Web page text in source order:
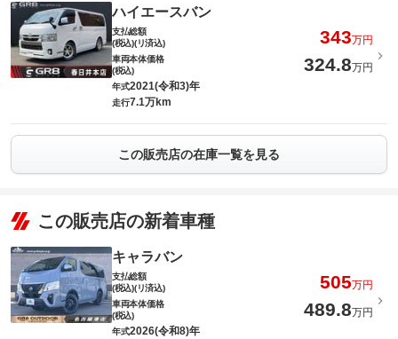
ハイエースバン
支払総額
(税込)(リ済込)
343万円
車両本体価格
(税込)
324.8万円
年式2021(令和3)年
走行7.1万km
この販売店の在庫一覧を見る
この販売店の新着車種
キャラバン
支払総額
(税込)(リ済込)
505万円
車両本体価格
(税込)
489.8万円
年式2026(令和8)年